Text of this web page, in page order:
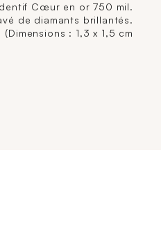
Cœur en or 750 mil.
de diamants brillantés.
(Dimensions : 1,3 x 1,5 cm